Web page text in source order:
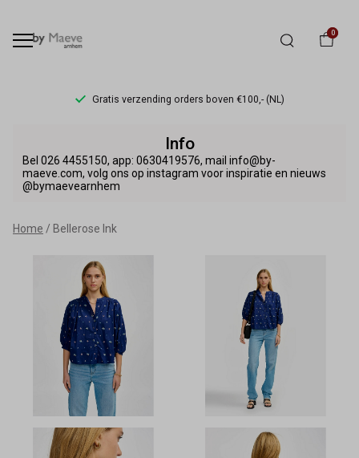
0
Gratis verzending orders boven €100,- (NL)
Ink
By
Maeve
Info
Bel 026 4455150, app: 0630419576, mail info@by-
maeve.com, volg ons op instagram voor inspiratie en nieuws
@bymaevearnhem
Home Bellerose Ink